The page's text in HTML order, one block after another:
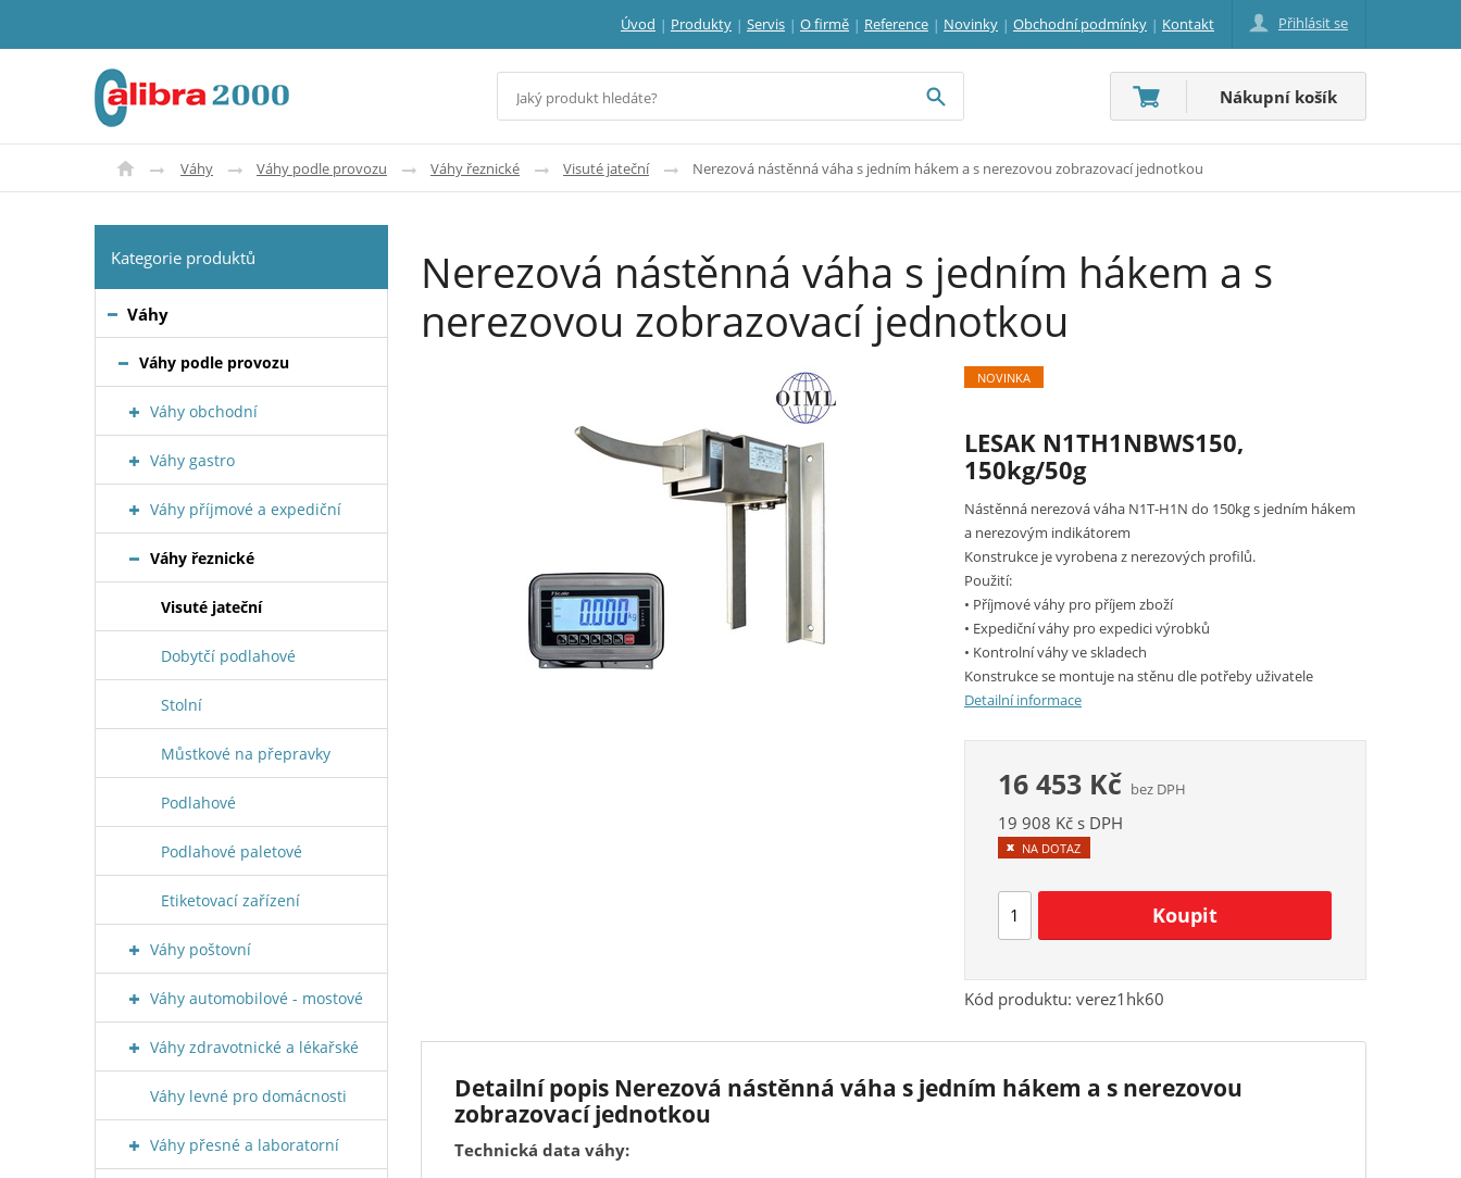
Úvod Produkty Servis O firmě Reference Novinky Obchodní podmínky Kontakt Přihlásit se
Nákupní košík
Váhy Váhy podle provozu Váhy řeznické Visuté jateční Nerezová nástěnná váha s jedním hákem a s nerezovou zobrazovací jednotkou
Nerezová nástěnná váha s jedním hákem a s
nerezovou zobrazovací jednotkou
NOVINKA
LESAK N1TH1NBWS150,
150kg/50g
Nástěnná nerezová váha N1T-H1N do 150kg s jedním hákem
a nerezovým indikátorem
Konstrukce je vyrobena z nerezových profilů.
Použití:
• Příjmové váhy pro příjem zboží
• Expediční váhy pro expedici výrobků
• Kontrolní váhy ve skladech
Konstrukce se montuje na stěnu dle potřeby uživatele
Detailní informace
16 453 Kč bez DPH
19 908 Kč s DPH
NA DOTAZ
Kód produktu: verez1hk60
Detailní popis Nerezová nástěnná váha s jedním hákem a s nerezovou
zobrazovací jednotkou
Technická data váhy:
Kategorie produktů
Váhy
Váhy podle provozu
Váhy obchodní
Váhy gastro
Váhy příjmové a expediční
Váhy řeznické
Visuté jateční
Dobytčí podlahové
Stolní
Můstkové na přepravky
Podlahové
Podlahové paletové
Etiketovací zařízení
Váhy poštovní
Váhy automobilové - mostové
Váhy zdravotnické a lékařské
Váhy levné pro domácnosti
Váhy přesné a laboratorní